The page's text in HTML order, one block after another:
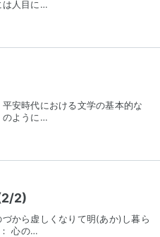
は人目に…
平安時代における文学の基本的な
のように…
2)
から虚しくなりて明(あか)し暮ら
心の…